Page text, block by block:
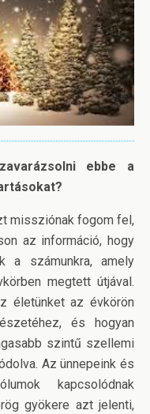
ebbe a
missziónak fogom fel,
az információ, hogy
a számunkra, amely
megtett útjával.
életünket az évkörön
és hogyan
szintű szellemi
Az ünnepeink és
kapcsolódnak
gyökere azt jelenti,